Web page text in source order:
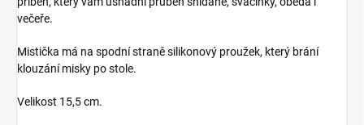
večeře.
Mistička má na spodní straně silikonový proužek, který brání
klouzání misky po stole.
Velikost 15,5 cm.